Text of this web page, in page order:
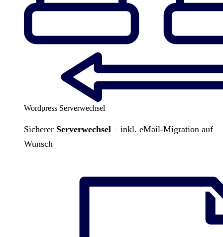
Wordpress Serverwechsel
Sicherer Serverwechsel – inkl. eMail-Migration auf
Wunsch